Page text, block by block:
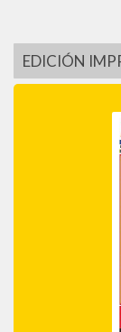
EDICIÓN